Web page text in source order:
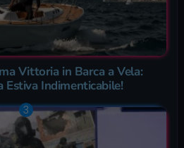
Vittoria in Barca a Vela:
Estiva Indimenticabile!